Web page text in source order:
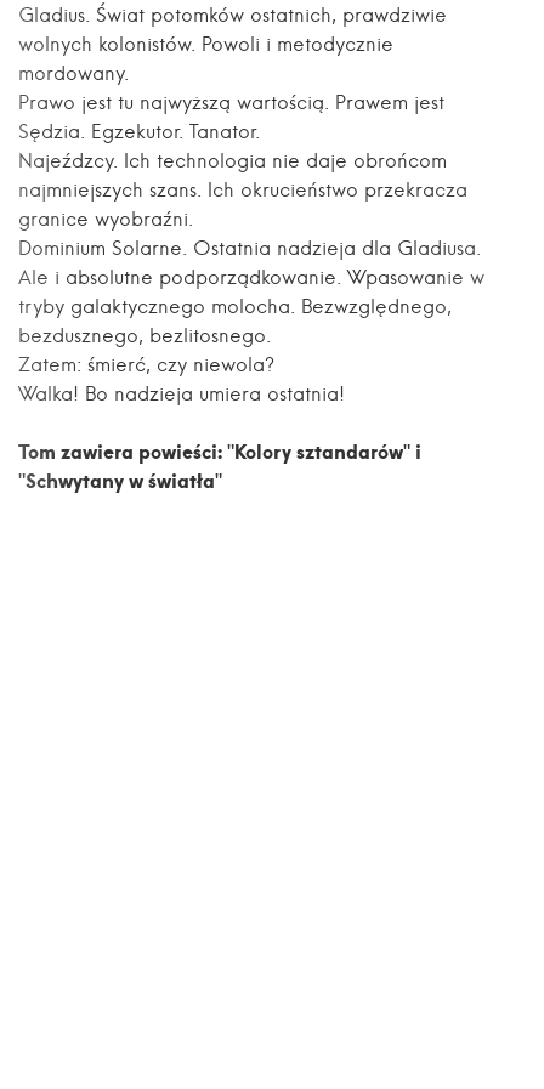
Gladius. Świat potomków ostatnich, prawdziwie
wolnych kolonistów. Powoli i metodycznie
mordowany.
Prawo jest tu najwyższą wartością. Prawem jest
Sędzia. Egzekutor. Tanator.
Najeźdzcy. Ich technologia nie daje obrońcom
najmniejszych szans. Ich okrucieństwo przekracza
granice wyobraźni.
Dominium Solarne. Ostatnia nadzieja dla Gladiusa.
Ale i absolutne podporządkowanie. Wpasowanie w
tryby galaktycznego molocha. Bezwzględnego,
bezdusznego, bezlitosnego.
Zatem: śmierć, czy niewola?
Walka! Bo nadzieja umiera ostatnia!
Tom zawiera powieści: "Kolory sztandarów" i
"Schwytany w światła"